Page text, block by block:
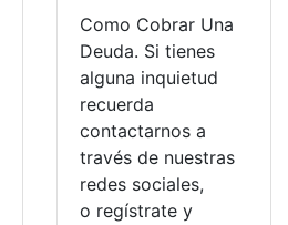
Como Cobrar Una
Deuda. Si tienes
alguna inquietud
recuerda
contactarnos a
través de nuestras
redes sociales,
o regístrate y